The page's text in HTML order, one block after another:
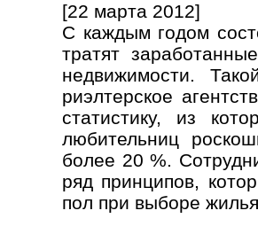
[22 марта 2012]
С каждым годом
тратят
недвижимости.
риэлтерское
статистику, из
любительниц
более 20 %.
ряд принципов,
пол при выборе